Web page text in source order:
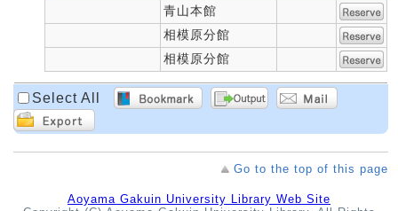
青山本館
相模原分館
相模原分館
Select All
Go to the top of this page
Aoyama Gakuin University Library Web Site